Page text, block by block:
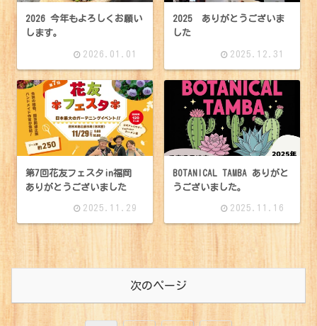
2026 今年もよろしくお願い
します。
2026.01.01
2025 ありがとうございま
した
2025.12.31
第7回花友フェスタin福岡
ありがとうございました
2025.11.29
BOTANICAL TAMBA ありがと
うございました。
2025.11.16
次のページ